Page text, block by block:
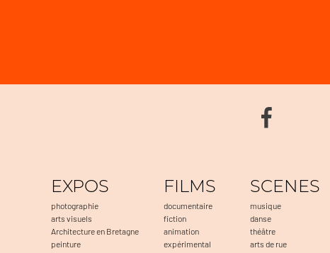
EXPOS
photographie
arts visuels
Architecture en Bretagne
peinture
FILMS
documentaire
fiction
animation
expérimental
SCENES
musique
danse
théâtre
arts de rue